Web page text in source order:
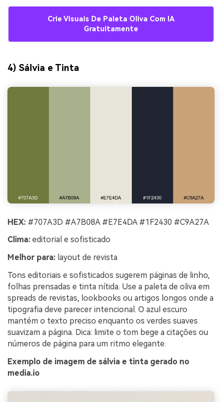
Crie Visuais De Paleta Oliva Com IA
Gratuitamente
4) Sálvia e Tinta
HEX: #707A3D #A7B08A #E7E4DA #1F2430 #C9A27A
Clima: editorial e sofisticado
Melhor para: layout de revista
Tons editoriais e sofisticados sugerem páginas de linho,
folhas prensadas e tinta nítida. Use a paleta de oliva em
spreads de revistas, lookbooks ou artigos longos onde a
tipografia deve parecer intencional. O azul escuro
mantém o texto preciso enquanto os verdes suaves
suavizam a página. Dica: limite o tom bege a citações ou
números de página para um ritmo elegante.
Exemplo de imagem de sálvia e tinta gerado no
media.io